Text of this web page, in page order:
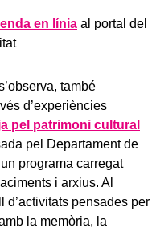
en línia al portal del
també
d’experiències
pel patrimoni cultural
pel Departament de
programa carregat
i arxius. Al
d’activitats pensades per
la memòria, la